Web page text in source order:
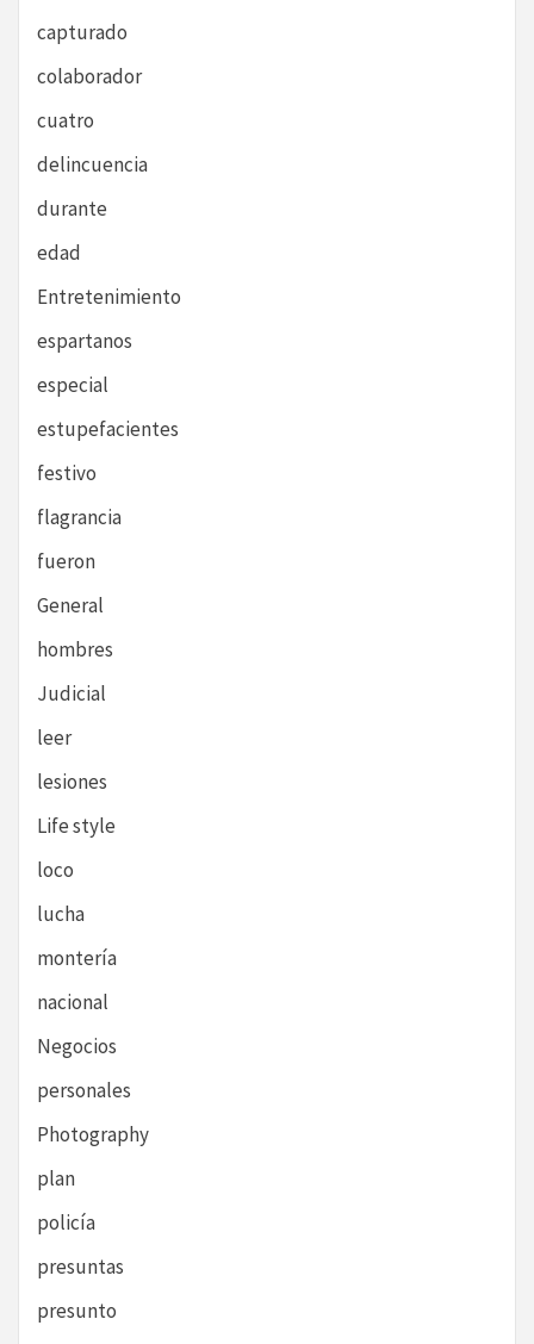
capturado
colaborador
cuatro
delincuencia
durante
edad
Entretenimiento
espartanos
especial
estupefacientes
festivo
flagrancia
fueron
General
hombres
Judicial
leer
lesiones
Life style
loco
lucha
montería
nacional
Negocios
personales
Photography
plan
policía
presuntas
presunto